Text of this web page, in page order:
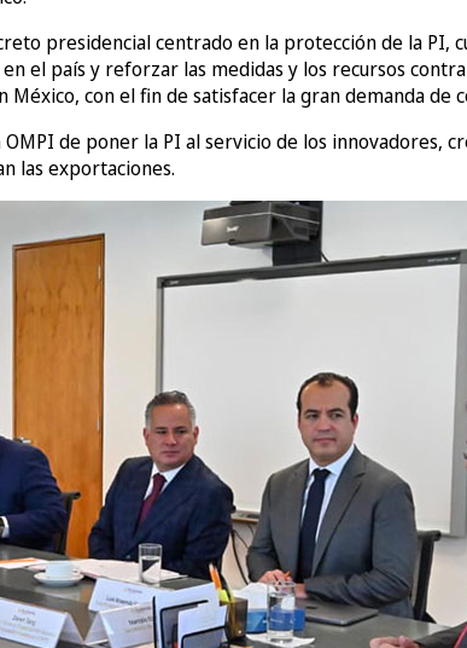
presidencial centrado en la protección de la PI,
el país y reforzar las medidas y los recursos
con el fin de satisfacer la gran demanda de
de poner la PI al servicio de los innovadores,
las exportaciones.